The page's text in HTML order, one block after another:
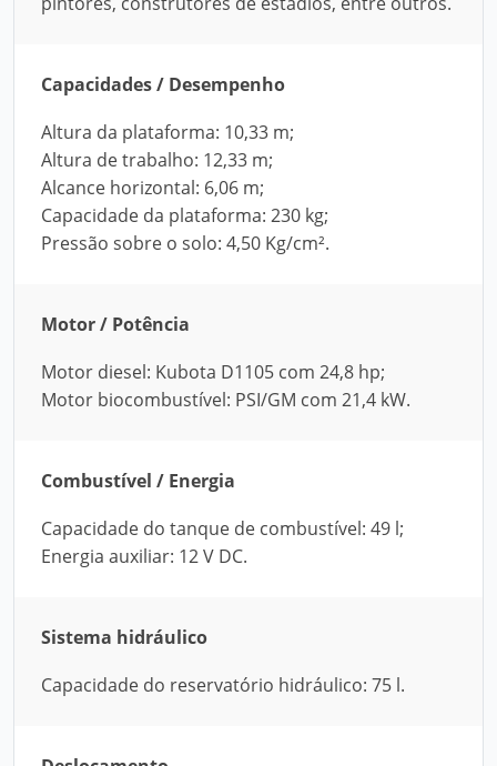
Capacidades / Desempenho
Altura da plataforma: 10,33 m;
Altura de trabalho: 12,33 m;
Alcance horizontal: 6,06 m;
Capacidade da plataforma: 230 kg;
Pressão sobre o solo: 4,50 Kg/cm².
Motor / Potência
Motor diesel: Kubota D1105 com 24,8 hp;
Motor biocombustível: PSI/GM com 21,4 kW.
Combustível / Energia
Capacidade do tanque de combustível: 49 l;
Energia auxiliar: 12 V DC.
Sistema hidráulico
Capacidade do reservatório hidráulico: 75 l.